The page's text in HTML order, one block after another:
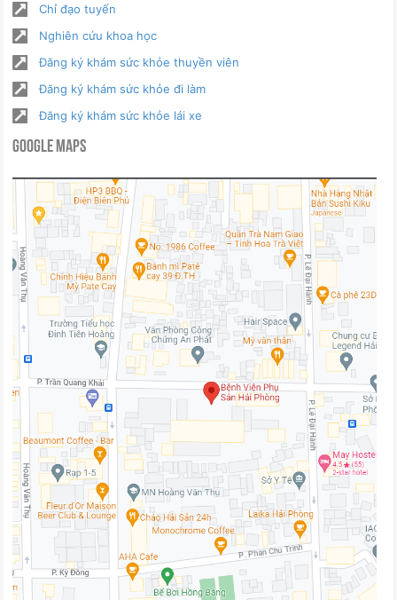
Chỉ đạo tuyến
Nghiên cứu khoa học
Đăng ký khám sức khỏe thuyền viên
Đăng ký khám sức khỏe đi làm
Đăng ký khám sức khỏe lái xe
Google Maps